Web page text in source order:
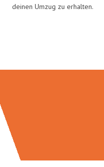
deinen Umzug zu erhalten.